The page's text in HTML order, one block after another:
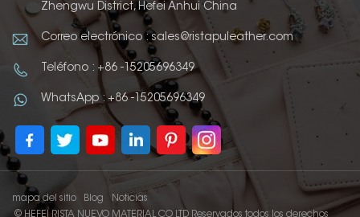
Zhengwu District, Hefei Anhui China
Correo electrónico : sales@ristapuleather.com
Teléfono : +86 -15205696349
WhatsApp : +86 -15205696349
mapa del sitio Blog
Noticias
© HEFEI RISTA NUEVO MATERIAL CO LTD Reservados todos los derechos